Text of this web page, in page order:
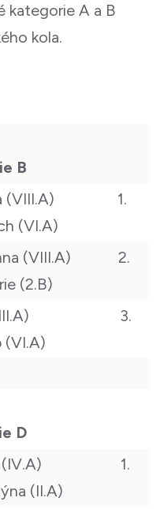
kategorie A a B
kola.
A
B
(VIII.A) 1.
(VI.A)
(VIII.A) 2.
(2.B)
(VIII.A) 3.
(VI.A)
C
D
(IV.A) 1.
(II.A)